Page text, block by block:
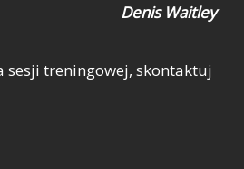
Denis Waitley
sesji treningowej, skontaktuj